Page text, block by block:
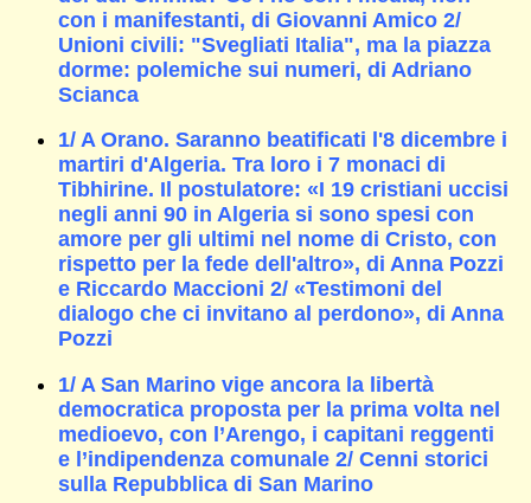
con i manifestanti, di Giovanni Amico 2/
Unioni civili: "Svegliati Italia", ma la piazza
dorme: polemiche sui numeri, di Adriano
Scianca
1/ A Orano. Saranno beatificati l'8 dicembre i
martiri d'Algeria. Tra loro i 7 monaci di
Tibhirine. Il postulatore: «I 19 cristiani uccisi
negli anni 90 in Algeria si sono spesi con
amore per gli ultimi nel nome di Cristo, con
rispetto per la fede dell'altro», di Anna Pozzi
e Riccardo Maccioni 2/ «Testimoni del
dialogo che ci invitano al perdono», di Anna
Pozzi
1/ A San Marino vige ancora la libertà
democratica proposta per la prima volta nel
medioevo, con l’Arengo, i capitani reggenti
e l’indipendenza comunale 2/ Cenni storici
sulla Repubblica di San Marino